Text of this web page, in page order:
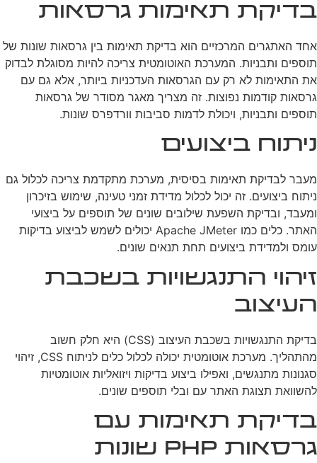
בדיקת תאימות גרסאות
אחד האתגרים המרכזיים הוא בדיקת תאימות בין גרסאות שונות של
תוספים ותבניות. המערכת האוטומטית צריכה להיות מסוגלת לבדוק
את התאימות לא רק עם הגרסאות העדכניות ביותר, אלא גם עם
גרסאות קודמות נפוצות. זה מצריך מאגר מסודר של גרסאות
תוספים ותבניות, ויכולת לדמות סביבות וורדפרס שונות.
ניתוח ביצועים
מעבר לבדיקת תאימות בסיסית, מערכת מתקדמת צריכה לכלול גם
ניתוח ביצועים. זה יכול לכלול מדידת זמני טעינה, שימוש בזיכרון
ומעבד, ובדיקת השפעת שילובים שונים של תוספים על ביצועי
האתר. כלים כמו Apache JMeter יכולים לשמש לביצוע בדיקות
עומס ולמדידת ביצועים תחת תנאים שונים.
זיהוי התנגשויות בשכבת
העיצוב
בדיקת התנגשויות בשכבת העיצוב (CSS) היא חלק חשוב
מהתהליך. מערכת אוטומטית יכולה לכלול כלים לניתוח CSS, זיהוי
סגנונות מתנגשים, ואפילו ביצוע בדיקות ויזואליות אוטומטיות
להשוואת תצוגת האתר עם ובלי תוספים שונים.
בדיקת תאימות עם
גרסאות PHP שונות